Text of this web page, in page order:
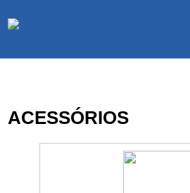
Inversores e
ACESSÓRIOS